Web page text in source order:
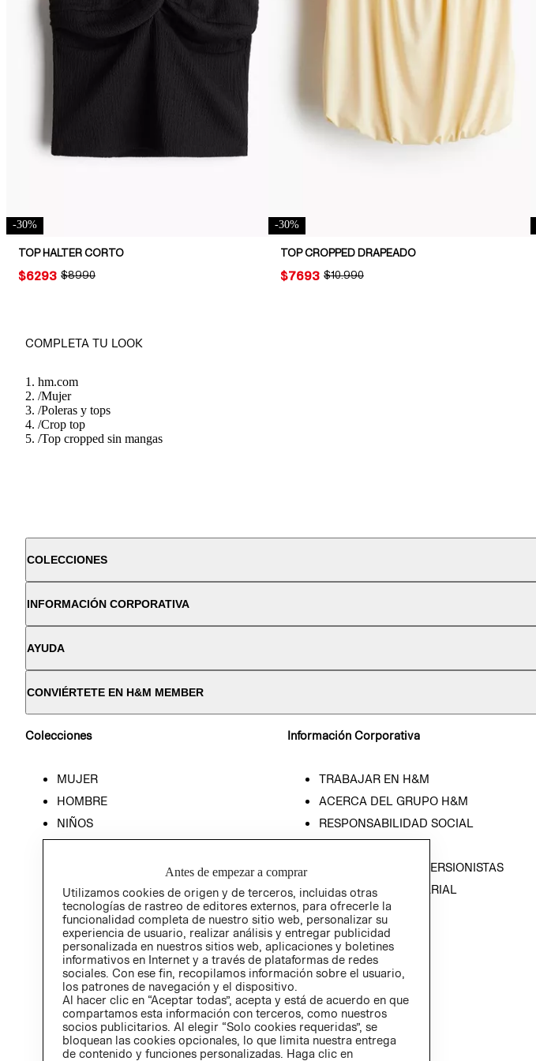
-30%
TOP HALTER CORTO
ORIGINAL PRICE:
$8990
PRICE:
$6293
-30%
TOP CROPPED DRAPEADO
ORIGINAL PRICE:
$10.990
PRICE:
$7693
COMPLETA TU LOOK
hm.com
/Mujer
/Poleras y tops
/Crop top
/Top cropped sin mangas
COLECCIONES
INFORMACIÓN CORPORATIVA
AYUDA
CONVIÉRTETE EN H&M MEMBER
Colecciones
MUJER
HOMBRE
NIÑOS
Información Corporativa
TRABAJAR EN H&M
ACERCA DEL GRUPO H&M
RESPONSABILIDAD SOCIAL
RELACIÓN CON INVERSIONISTAS
POLÍTICA EMPRESARIAL
Antes de empezar a comprar
Utilizamos cookies de origen y de terceros, incluidas otras
tecnologías de rastreo de editores externos, para ofrecerle la
funcionalidad completa de nuestro sitio web, personalizar su
experiencia de usuario, realizar análisis y entregar publicidad
personalizada en nuestros sitios web, aplicaciones y boletines
informativos en Internet y a través de plataformas de redes
sociales. Con ese fin, recopilamos información sobre el usuario,
los patrones de navegación y el dispositivo.
Al hacer clic en “Aceptar todas”, acepta y está de acuerdo en que
compartamos esta información con terceros, como nuestros
socios publicitarios. Al elegir “Solo cookies requeridas”, se
bloquean las cookies opcionales, lo que limita nuestra entrega
de contenido y funciones personalizadas. Haga clic en